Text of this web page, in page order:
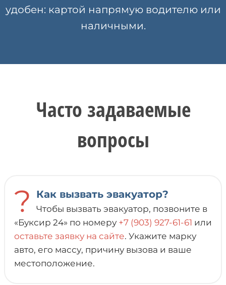
удобен: картой напрямую водителю или
наличными.
Часто задаваемые
вопросы
? Как вызвать эвакуатор?
Чтобы вызвать эвакуатор, позвоните в
«Буксир 24» по номеру +7 (903) 927-61-61 или
оставьте заявку на сайте. Укажите марку
авто, его массу, причину вызова и ваше
местоположение.